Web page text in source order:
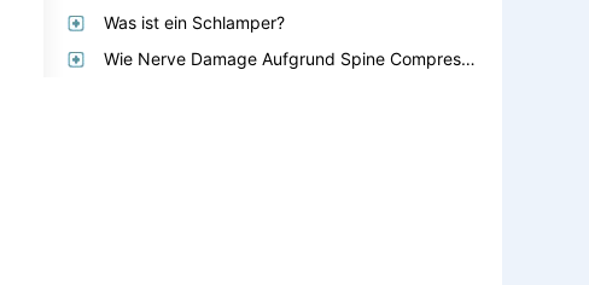
Was ist ein Schlamper?
Wie Nerve Damage Aufgrund Spine Compression Gönnen